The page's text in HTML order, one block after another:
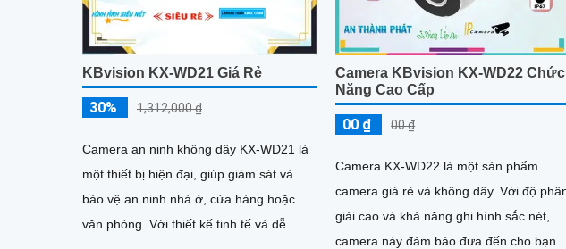
KBvision KX-WD21 Giá Rẻ
30% 1,312,000 ₫
Camera an ninh không dây KX-WD21 là
một thiết bị hiện đại, giúp giám sát và
bảo vệ an ninh nhà ở, cửa hàng hoặc
văn phòng. Với thiết kế tinh tế và dễ
Camera KBvision KX-WD22 Chức
Năng Cao Cấp
00 ₫ 00 ₫
Camera KX-WD22 là một sản phẩm
camera giá rẻ và không dây. Với độ phân
giải cao và khả năng ghi hình sắc nét,
camera này đảm bảo đưa đến cho bạn